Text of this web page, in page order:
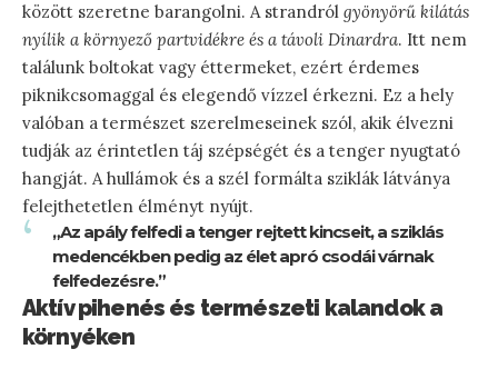
között szeretne barangolni. A strandról gyönyörű kilátás
nyílik a környező partvidékre és a távoli Dinardra. Itt nem
találunk boltokat vagy éttermeket, ezért érdemes
piknikcsomaggal és elegendő vízzel érkezni. Ez a hely
valóban a természet szerelmeseinek szól, akik élvezni
tudják az érintetlen táj szépségét és a tenger nyugtató
hangját. A hullámok és a szél formálta sziklák látványa
felejthetetlen élményt nyújt.
„Az apály felfedi a tenger rejtett kincseit, a sziklás
medencékben pedig az élet apró csodái várnak
felfedezésre.”
Aktív pihenés és természeti kalandok a
környéken